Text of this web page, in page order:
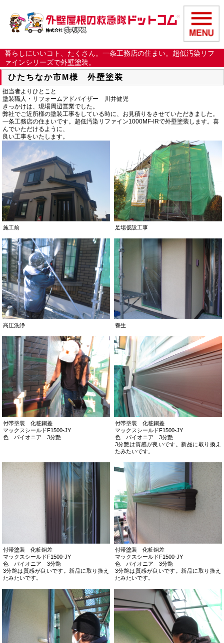
暮らしにいいコト、たくさん。一条工務店の住まい。超低汚染リフ
ァインシリーズで外壁塗装。
ひたちなか市M様 外壁塗装
担当者よりひとこと
塗装職人・リフォームアドバイザー 川井健児
きっかけは、現場周辺営業でした。
弊社でご近所様の塗装工事をしている時に、お見積りをさせていただきました。
一条工務店の住まいです。超低汚染リファイン1000MF-IRで外壁塗装します。喜
んでいただけるように、
良い工事をいたします。
施工前 足場仮設工事
高圧洗浄 養生
付帯塗装 化粧銅差
マックスシールドF1500-JY
色 パイオニア 3分艶
付帯塗装 化粧銅差
マックスシールドF1500-JY
色 パイオニア 3分艶
3分艶は質感が良いです。新品に取り換え
たみたいです。
付帯塗装 化粧銅差
マックスシールドF1500-JY
色 パイオニア 3分艶
3分艶は質感が良いです。新品に取り換え
たみたいです。
付帯塗装 化粧銅差
マックスシールドF1500-JY
色 パイオニア 3分艶
3分艶は質感が良いです。新品に取り換え
たみたいです。